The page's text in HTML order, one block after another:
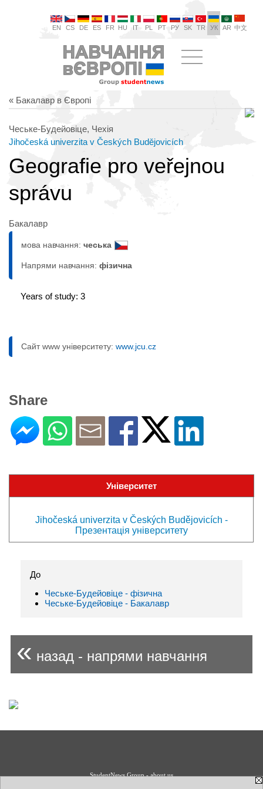
EN CS DE ES FR HU IT PL PT РУ SK TR УК AR 中文
« Бакалавр в Європі
Чеське-Будейовіце, Чехія
Jihočeská univerzita v Českých Budějovicích
Geografie pro veřejnou
správu
Бакалавр
мова навчання: чеська
Напрями навчання: фізична
Years of study: 3
Сайт www університету: www.jcu.cz
Share
Університет
Jihočeská univerzita v Českých Budějovicích -
Презентація університету
До
Чеське-Будейовіце - фізична
Чеське-Будейовіце - Бакалавр
« назад - напрями навчання
StudentNews Group - about us